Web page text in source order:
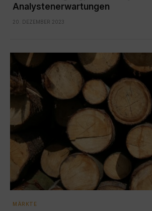
Analystenerwartungen
20. DEZEMBER 2023
MÄRKTE